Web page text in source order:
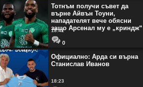
Тотнъм получи съвет да
върне Айвън Тоуни,
нападателят вече обясни
защо Арсенал му е „криндж“
18:42
0
Официално: Арда си върна
Станислав Иванов
18:23